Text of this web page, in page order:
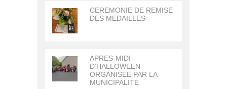
CEREMONIE DE REMISE
DES MEDAILLES
APRES-MIDI
D’HALLOWEEN
ORGANISEE PAR LA
MUNICIPALITE